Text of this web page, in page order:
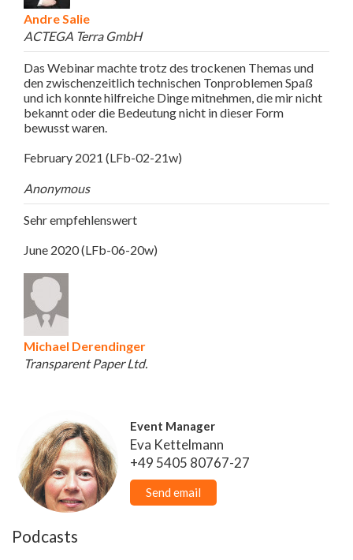
Andre Salie
ACTEGA Terra GmbH
Das Webinar machte trotz des trockenen Themas und
den zwischenzeitlich technischen Tonproblemen Spaß
und ich konnte hilfreiche Dinge mitnehmen, die mir nicht
bekannt oder die Bedeutung nicht in dieser Form
bewusst waren.
February 2021 (LFb-02-21w)
Anonymous
Sehr empfehlenswert
June 2020 (LFb-06-20w)
Michael Derendinger
Transparent Paper Ltd.
Event Manager
Eva Kettelmann
+49 5405 80767-27
Send email
Podcasts